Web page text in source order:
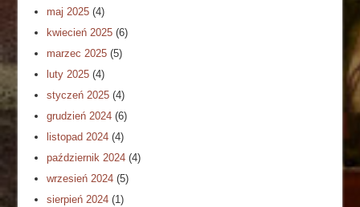
maj 2025 (4)
kwiecień 2025 (6)
marzec 2025 (5)
luty 2025 (4)
styczeń 2025 (4)
grudzień 2024 (6)
listopad 2024 (4)
październik 2024 (4)
wrzesień 2024 (5)
sierpień 2024 (1)